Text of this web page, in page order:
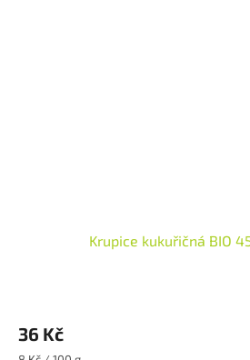
Krupice kukuřičná BIO
36 Kč